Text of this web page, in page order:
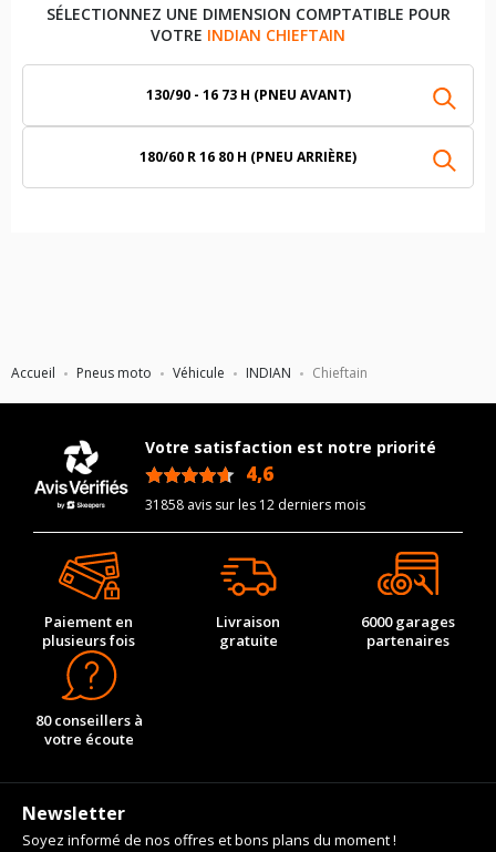
Accueil Pneus moto Véhicule INDIAN Chieftain
SÉLECTIONNEZ UNE DIMENSION COMPTATIBLE POUR
VOTRE INDIAN CHIEFTAIN
130/90 - 16 73 H (PNEU AVANT)
180/60 R 16 80 H (PNEU ARRIÈRE)
Votre satisfaction est notre priorité
4,6
31858 avis sur les 12 derniers mois
Paiement en
plusieurs fois
Livraison
gratuite
6000 garages
partenaires
80 conseillers à
votre écoute
Newsletter
Soyez informé de nos offres et bons plans du moment !